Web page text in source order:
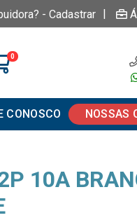
- Cadastrar |
0
CONOSCO NOSSAS
10A